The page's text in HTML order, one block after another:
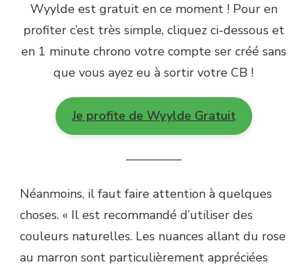
Wyylde est gratuit en ce moment ! Pour en
profiter c’est très simple, cliquez ci-dessous et
en 1 minute chrono votre compte ser créé sans
que vous ayez eu à sortir votre CB !
Je profite de Wyylde Gratuit
————–
Néanmoins, il faut faire attention à quelques
choses. « Il est recommandé d’utiliser des
couleurs naturelles. Les nuances allant du rose
au marron sont particulièrement appréciées